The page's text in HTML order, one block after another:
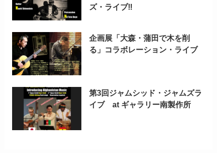
ズ・ライブ‼
企画展「大森・蒲田で木を削
る」コラボレーション・ライブ
第3回ジャムシッド・ジャムズラ
イブ at ギャラリー南製作所